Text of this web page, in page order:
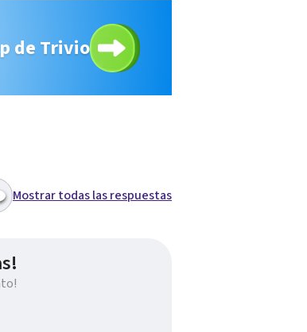
de Trivio
Mostrar todas las respuestas